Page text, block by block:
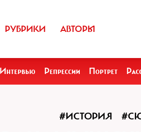
РУБРИКИ АВТОРЫ
Интервью Репрессии Портрет
#ИСТОРИЯ